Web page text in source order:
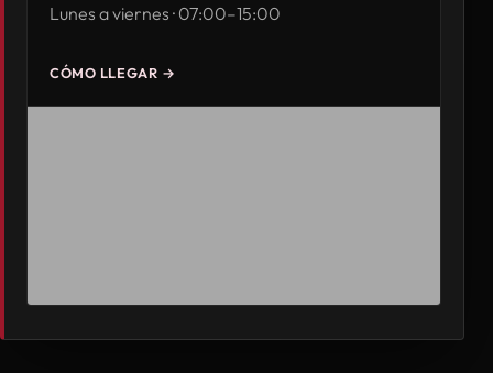
Lunes a viernes · 07:00–15:00
CÓMO LLEGAR →